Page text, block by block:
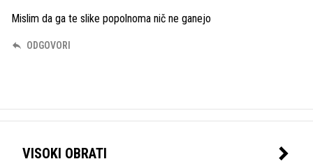
Mislim da ga te slike popolnoma nič ne ganejo
ODGOVORI
VISOKI OBRATI